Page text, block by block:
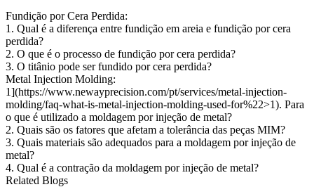
Fundição por Cera Perdida:
1. Qual é a diferença entre fundição em areia e fundição por cera
perdida?
2. O que é o processo de fundição por cera perdida?
3. O titânio pode ser fundido por cera perdida?
Metal Injection Molding:
1](https://www.newayprecision.com/pt/services/metal-injection-
molding/faq-what-is-metal-injection-molding-used-for%22>1). Para
o que é utilizado a moldagem por injeção de metal?
2. Quais são os fatores que afetam a tolerância das peças MIM?
3. Quais materiais são adequados para a moldagem por injeção de
metal?
4. Qual é a contração da moldagem por injeção de metal?
Related Blogs